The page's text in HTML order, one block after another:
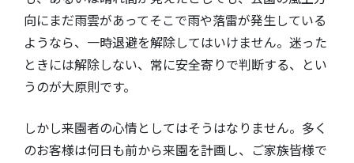
向にまだ雨雲があってそこで雨や落雷が発生している
ようなら、一時退避を解除してはいけません。迷った
ときには解除しない、常に安全寄りで判断する、とい
うのが大原則です。
しかし来園者の心情としてはそうはなりません。多く
のお客様は何日も前から来園を計画し、ご家族皆様で